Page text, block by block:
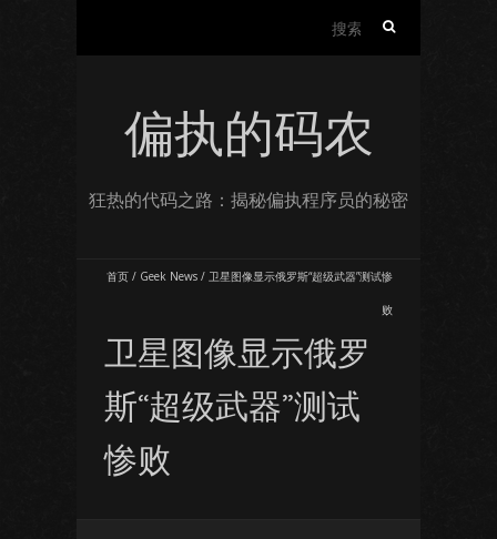
偏执的码农
狂热的代码之路：揭秘偏执程序员的秘密
首页 / Geek News / 卫星图像显示俄罗斯“超级武器”测试惨
败
卫星图像显示俄罗
斯“超级武器”测试
惨败